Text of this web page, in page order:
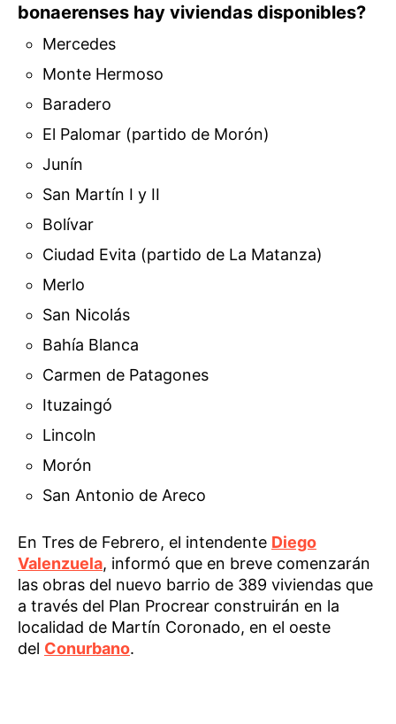
bonaerenses hay viviendas disponibles?
Mercedes
Monte Hermoso
Baradero
El Palomar (partido de Morón)
Junín
San Martín I y II
Bolívar
Ciudad Evita (partido de La Matanza)
Merlo
San Nicolás
Bahía Blanca
Carmen de Patagones
Ituzaingó
Lincoln
Morón
San Antonio de Areco
En Tres de Febrero, el intendente Diego
Valenzuela, informó que en breve comenzarán
las obras del nuevo barrio de 389 viviendas que
a través del Plan Procrear construirán en la
localidad de Martín Coronado, en el oeste
del Conurbano.